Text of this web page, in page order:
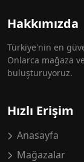
Hakkımızda
Türkiye'nin en
Onlarca mağaza
buluşturuyoruz.
Hızlı Erişim
Anasayfa
Mağazalar